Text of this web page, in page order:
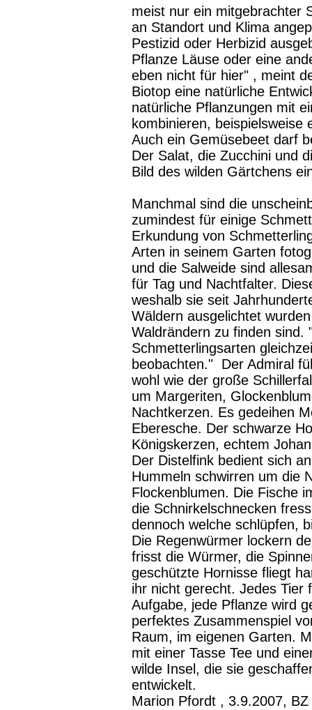
meist nur ein mitgebrachter
an Standort und Klima
Pestizid oder Herbizid
Pflanze Läuse oder eine
eben nicht für hier" , meint
Biotop eine natürliche
natürliche Pflanzungen mit
kombinieren, beispielsweise
Auch ein Gemüsebeet darf
Der Salat, die Zucchini und
Bild des wilden Gärtchens
Manchmal sind die
zumindest für einige
Erkundung von
Arten in seinem Garten
und die Salweide sind
für Tag und Nachtfalter.
weshalb sie seit
Wäldern ausgelichtet
Waldrändern zu finden sind.
Schmetterlingsarten
beobachten." Der Admiral
wohl wie der große
um Margeriten,
Nachtkerzen. Es gedeihen
Eberesche. Der schwarze
Königskerzen, echtem
Der Distelfink bedient sich
Hummeln schwirren um die
Flockenblumen. Die Fische
die Schnirkelschnecken
dennoch welche schlüpfen,
Die Regenwürmer lockern
frisst die Würmer, die
geschützte Hornisse fliegt
ihr nicht gerecht. Jedes Tier
Aufgabe, jede Pflanze wird
perfektes Zusammenspiel
Raum, im eigenen Garten.
mit einer Tasse Tee und
wilde Insel, die sie
entwickelt.
Marion Pfordt , 3.9.2007, BZ